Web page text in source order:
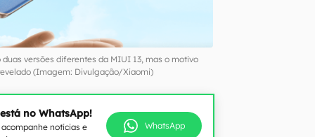
versões diferentes da MIUI 13, mas o motivo
(Imagem: Divulgação/Xiaomi)
no WhatsApp!
notícias e
WhatsApp